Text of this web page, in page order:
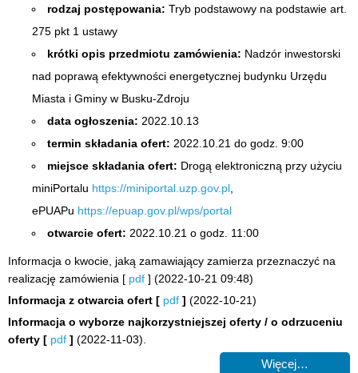
rodzaj postępowania: Tryb podstawowy na podstawie art.
275 pkt 1 ustawy
krótki opis przedmiotu zamówienia: Nadzór inwestorski
nad poprawą efektywności energetycznej budynku Urzędu
Miasta i Gminy w Busku-Zdroju
data ogłoszenia: 2022.10.13
termin składania ofert: 2022.10.21 do godz. 9:00
miejsce składania ofert: Drogą elektroniczną przy użyciu
miniPortalu https://miniportal.uzp.gov.pl
ePUAPu https://epuap.gov.pl/wps/portal
otwarcie ofert: 2022.10.21 o godz. 11:00
Informacja o kwocie, jaką zamawiający zamierza przeznaczyć na
realizację zamówienia [ pdf ] (2022-10-21 09:48)
Informacja z otwarcia ofert [ pdf ] (2022-10-21)
Informacja o wyborze najkorzystniejszej oferty / o odrzuceniu
oferty [ pdf ] (2022-11-03).
Więcej…